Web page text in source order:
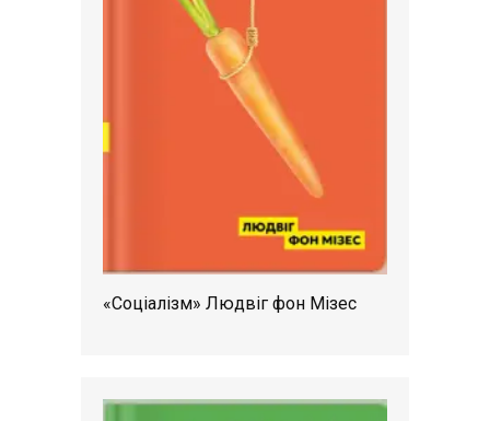
«Соціалізм» Людвіг фон Мізес